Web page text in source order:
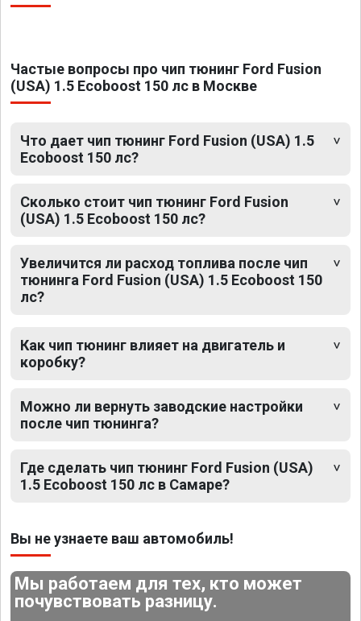
Частые вопросы про чип тюнинг Ford Fusion
(USA) 1.5 Ecoboost 150 лс в Москве
Что дает чип тюнинг Ford Fusion (USA) 1.5
Ecoboost 150 лс?
Сколько стоит чип тюнинг Ford Fusion
(USA) 1.5 Ecoboost 150 лс?
Увеличится ли расход топлива после чип
тюнинга Ford Fusion (USA) 1.5 Ecoboost 150
лс?
Как чип тюнинг влияет на двигатель и
коробку?
Можно ли вернуть заводские настройки
после чип тюнинга?
Где сделать чип тюнинг Ford Fusion (USA)
1.5 Ecoboost 150 лс в Самаре?
Вы не узнаете ваш автомобиль!
Мы работаем для тех, кто может
почувствовать разницу.